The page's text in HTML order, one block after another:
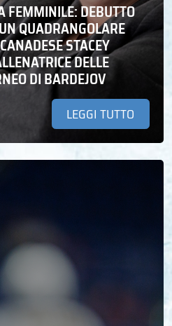
FEMMINILE: DEBUTTO
QUADRANGOLARE
STACEY
DELLE
DI BARDEJOV
LEGGI TUTTO